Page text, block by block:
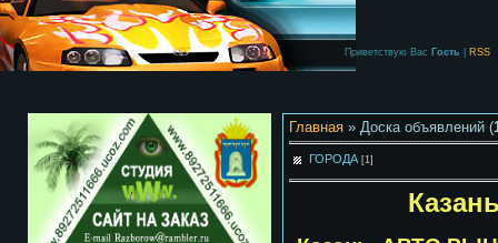
Приветствую Вас Гость RSS
Главная» Доска объявлений (
ГОРОДА [1]